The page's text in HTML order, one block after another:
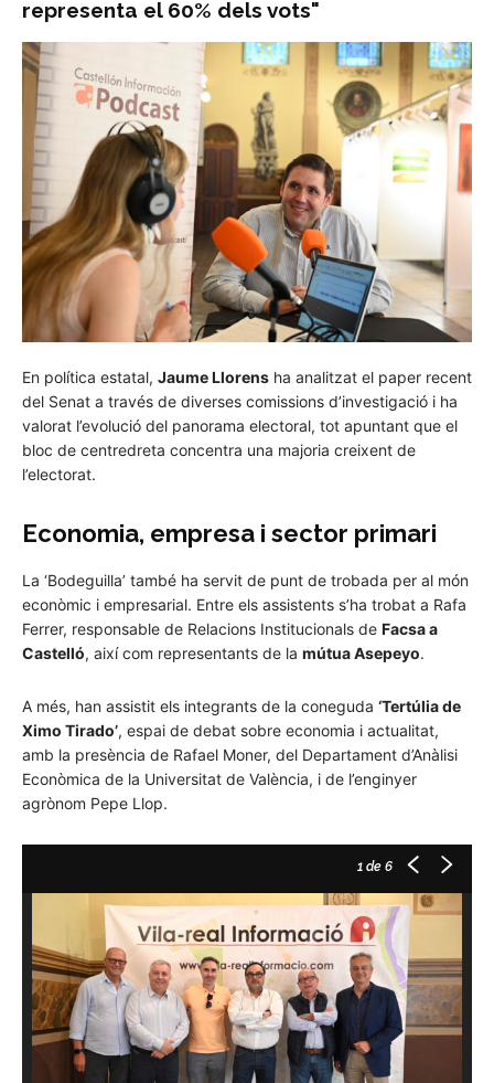
representa el 60% dels vots"
En política estatal, Jaume Llorens ha analitzat el paper recent
del Senat a través de diverses comissions d’investigació i ha
valorat l’evolució del panorama electoral, tot apuntant que el
bloc de centredreta concentra una majoria creixent de
l’electorat.
Economia, empresa i sector primari
La ‘Bodeguilla’ també ha servit de punt de trobada per al món
econòmic i empresarial. Entre els assistents s’ha trobat a Rafa
Ferrer, responsable de Relacions Institucionals de Facsa a
Castelló, així com representants de la mútua Asepeyo.
A més, han assistit els integrants de la coneguda ‘Tertúlia de
Ximo Tirado’, espai de debat sobre economia i actualitat,
amb la presència de Rafael Moner, del Departament d’Anàlisi
Econòmica de la Universitat de València, i de l’enginyer
agrònom Pepe Llop.
1 de 6